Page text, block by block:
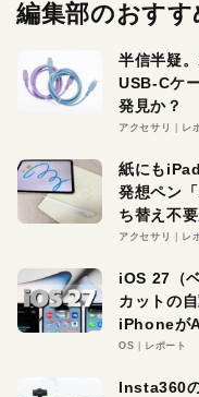
編集部のおすす
半信半疑
USB-Cケ
発見か？
アクセサリ レ
紙にも
発想ペン
ち替え不
アクセサリ レ
iOS 27（
カットの
iPhoneが
OS レポート
Insta360